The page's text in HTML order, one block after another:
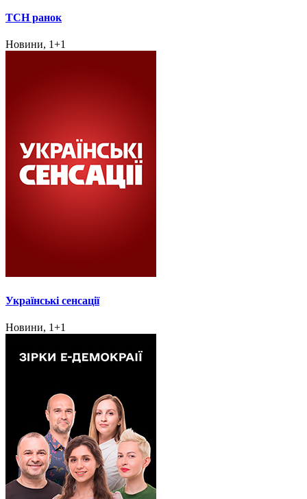
ТСН ранок
Новини, 1+1
Українські сенсації
Новини, 1+1